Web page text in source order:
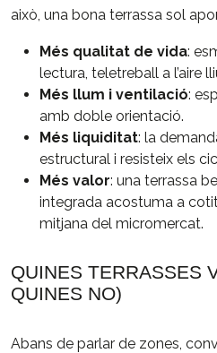
això, una bona terrassa sol
Més qualitat de vida:
lectura, teletreball a l’aire
Més llum i ventilació:
amb doble orientació.
Més liquiditat: la
estructural i resisteix els
Més valor: una terrassa
integrada acostuma a
mitjana del micromercat.
QUINES TERRASSES
QUINES NO)
Abans de parlar de zones,